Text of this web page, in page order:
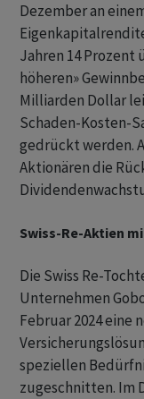
Dezember an
Jahren 14 Prozent
höheren»
Milliarden Dollar
Schaden-Kosten-
gedrückt werden.
Aktionären die
Swiss-Re-Aktien
Die Swiss Re-
Unternehmen
Februar 2024 eine
speziellen
zugeschnitten. Im